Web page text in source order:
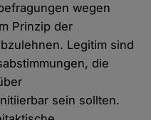
wegen
Prinzip der
Legitim sind
die
sein sollten.